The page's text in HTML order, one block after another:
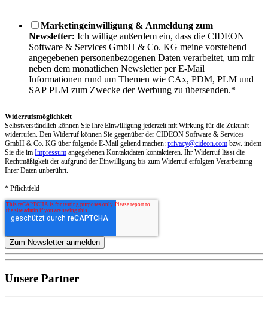
Marketingeinwilligung & Anmeldung zum
Newsletter: Ich willige außerdem ein, dass die CIDEON
Software & Services GmbH & Co. KG meine vorstehend
angegebenen personenbezogenen Daten verarbeitet, um mir
neben dem monatlichen Newsletter per E-Mail
Informationen rund um Themen wie CAx, PDM, PLM und
SAP PLM zum Zwecke der Werbung zu übersenden.*
Widerrufsmöglichkeit
Selbstverständlich können Sie Ihre Einwilligung jederzeit mit Wirkung für die Zukunft
widerrufen. Den Widerruf können Sie gegenüber der CIDEON Software & Services
GmbH & Co. KG über folgende E-Mail geltend machen: privacy@cideon.com bzw. indem
Sie die im Impressum angegebenen Kontaktdaten kontaktieren. Ihr Widerruf lässt die
Rechtmäßigkeit der aufgrund der Einwilligung bis zum Widerruf erfolgten Verarbeitung
Ihrer Daten unberührt.
* Pflichtfeld
Unsere Partner